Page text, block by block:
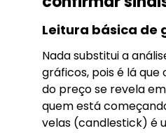
Leitura básica de
Nada substitui a
gráficos, pois é lá
do preço se revela
quem está
velas (candlestick) é